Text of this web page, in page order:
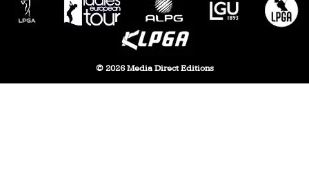
© 2026 Media Direct Editions